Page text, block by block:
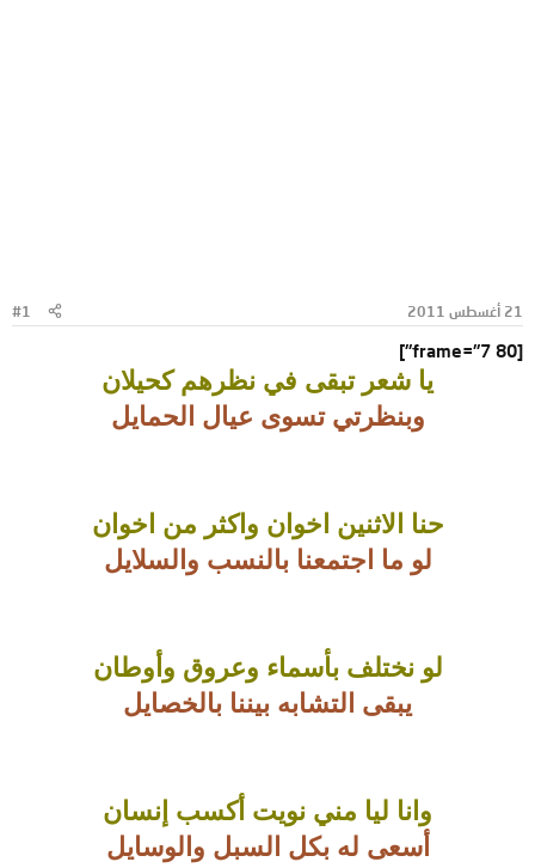
21 أغسطس 2011 #1
[frame="7 80"]
يا شعر تبقى في نظرهم كحيلان
وبنظرتي تسوى عيال الحمايل
حنا الاثنين اخوان واكثر من اخوان
لو ما اجتمعنا بالنسب والسلايل
لو نختلف بأسماء وعروق وأوطان
يبقى التشابه بيننا بالخصايل
وانا ليا مني نويت أكسب إنسان
أسعى له بكل السبل والوسايل